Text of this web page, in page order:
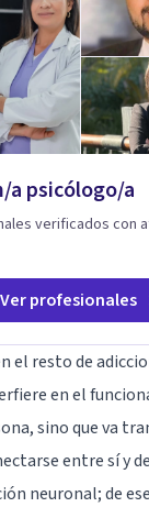
y Familiar:
fortalecer las
cognitivo-
Terapia
Terapia de juego
y Trastornos
traumáticas y
Adicciones.
a psicólogo/a
verificados con
Ver profesionales
el resto de
en el
sino que va
entre sí y
neuronal; de